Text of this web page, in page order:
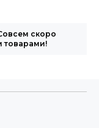
скоро
товарами!